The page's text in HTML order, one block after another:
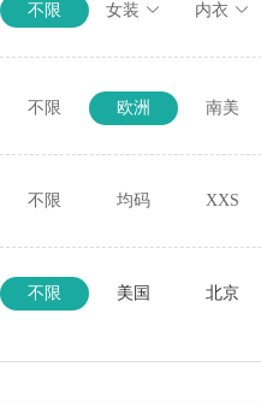
不限 女装 内衣
不限 欧洲 南美
不限 均码 XXS
不限 美国 北京